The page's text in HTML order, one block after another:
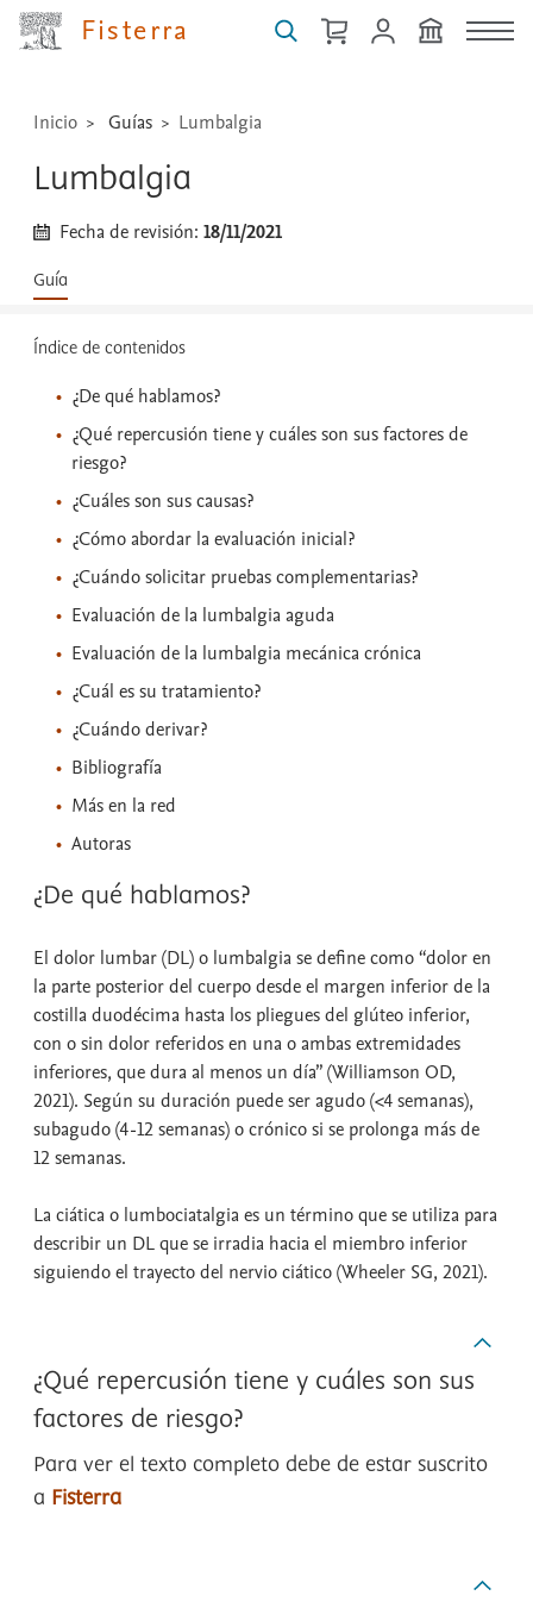
Fisterra
técnicas
...
Inicio Guías Lumbalgia
Lumbalgia
Fecha de revisión:18/11/2021
Guía
Índice de contenidos
¿De qué hablamos?
¿Qué repercusión tiene y cuáles son sus factores de
riesgo?
¿Cuáles son sus causas?
¿Cómo abordar la evaluación inicial?
¿Cuándo solicitar pruebas complementarias?
Evaluación de la lumbalgia aguda
Evaluación de la lumbalgia mecánica crónica
¿Cuál es su tratamiento?
¿Cuándo derivar?
Bibliografía
Más en la red
Autoras
¿De qué hablamos?
El dolor lumbar (DL) o lumbalgia se define como “dolor en
la parte posterior del cuerpo desde el margen inferior de la
costilla duodécima hasta los pliegues del glúteo inferior,
con o sin dolor referidos en una o ambas extremidades
inferiores, que dura al menos un día” (Williamson OD,
2021). Según su duración puede ser agudo (<4 semanas),
subagudo (4-12 semanas) o crónico si se prolonga más de
12 semanas.
La ciática o lumbociatalgia es un término que se utiliza para
describir un DL que se irradia hacia el miembro inferior
siguiendo el trayecto del nervio ciático (Wheeler SG, 2021).
¿Qué repercusión tiene y cuáles son sus
factores de riesgo?
Para ver el texto completo debe de estar suscrito
a Fisterra